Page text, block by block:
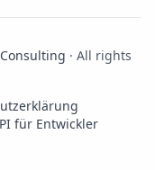
· All rights
für Entwickler